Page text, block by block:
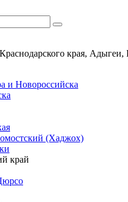
края,
и Новороссийска
(Хаджох)
край